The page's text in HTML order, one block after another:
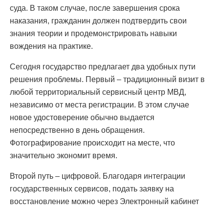
суда. В таком случае, после завершения срока
наказания, гражданин должен подтвердить свои
знания теории и продемонстрировать навыки
вождения на практике.
Сегодня государство предлагает два удобных пути
решения проблемы. Первый – традиционный визит в
любой территориальный сервисный центр МВД,
независимо от места регистрации. В этом случае
новое удостоверение обычно выдается
непосредственно в день обращения.
Фотографирование происходит на месте, что
значительно экономит время.
Второй путь – цифровой. Благодаря интеграции
государственных сервисов, подать заявку на
восстановление можно через Электронный кабинет